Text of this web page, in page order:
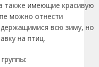
также имеющие красивую
можно отнести
всю зиму, но
на птиц.